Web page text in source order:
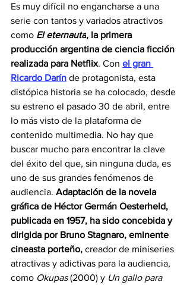
Es muy difícil no engancharse a una
serie con tantos y variados atractivos
como El eternauta, la primera
producción argentina de ciencia ficción
realizada para Netflix. Con el gran
Ricardo Darín de protagonista, esta
distópica historia se ha colocado, desde
su estreno el pasado 30 de abril, entre
lo más visto de la plataforma de
contenido multimedia. No hay que
buscar mucho para encontrar la clave
del éxito del que, sin ninguna duda, es
uno de sus grandes fenómenos de
audiencia. Adaptación de la novela
gráfica de Héctor Germán Oesterheld,
publicada en 1957, ha sido concebida y
dirigida por Bruno Stagnaro, eminente
cineasta porteño, creador de miniseries
atractivas y adictivas para la audiencia,
como Okupas (2000) y Un gallo para